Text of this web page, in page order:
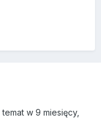
temat w 9 miesięcy,